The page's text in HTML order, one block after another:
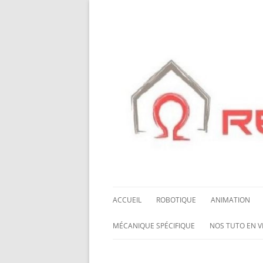
ACCUEIL ROBOTIQUE
NOS ROBOTS
ANIMATION
HALLOWING M0
MÉCANIQUE SPÉCIFIQUE NOS TUTO EN